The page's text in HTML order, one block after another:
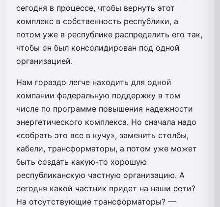
сегодня в процессе, чтобы вернуть этот
комплекс в собственность республики, а
потом уже в республике распределить его так,
чтобы он был консолидирован под одной
организацией.
Нам гораздо легче находить для одной
компании федеральную поддержку в том
числе по программе повышения надежности
энергетического комплекса. Но сначала надо
«собрать это все в кучу», заменить столбы,
кабели, трансформаторы, а потом уже может
быть создать какую-то хорошую
республиканскую частную организацию. А
сегодня какой частник придет на наши сети?
На отсутствующие трансформаторы? —